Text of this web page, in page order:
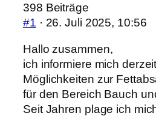
398 Beiträge
#1 · 26. Juli 2025, 10:56
Hallo zusammen,
ich informiere mich
Möglichkeiten zur
für den Bereich Bauch
Seit Jahren plage ich